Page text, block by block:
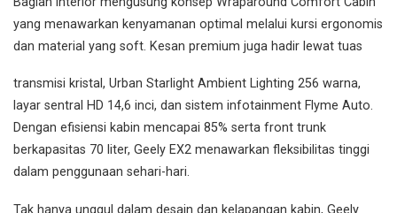
yang menawarkan kenyamanan optimal melalui kursi ergonomis
dan material yang soft. Kesan premium juga hadir lewat tuas
transmisi kristal, Urban Starlight Ambient Lighting 256 warna,
layar sentral HD 14,6 inci, dan sistem infotainment Flyme Auto.
Dengan efisiensi kabin mencapai 85% serta front trunk
berkapasitas 70 liter, Geely EX2 menawarkan fleksibilitas tinggi
dalam penggunaan sehari-hari.
Tak hanya unggul dalam desain dan kelapangan kabin, Geely